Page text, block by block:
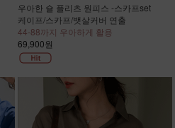
우아한 숄 플리츠 원피스 -스카프set
케이프/스카프/뱃살커버 연출
44-88까지 우아하게 활용
69,900원